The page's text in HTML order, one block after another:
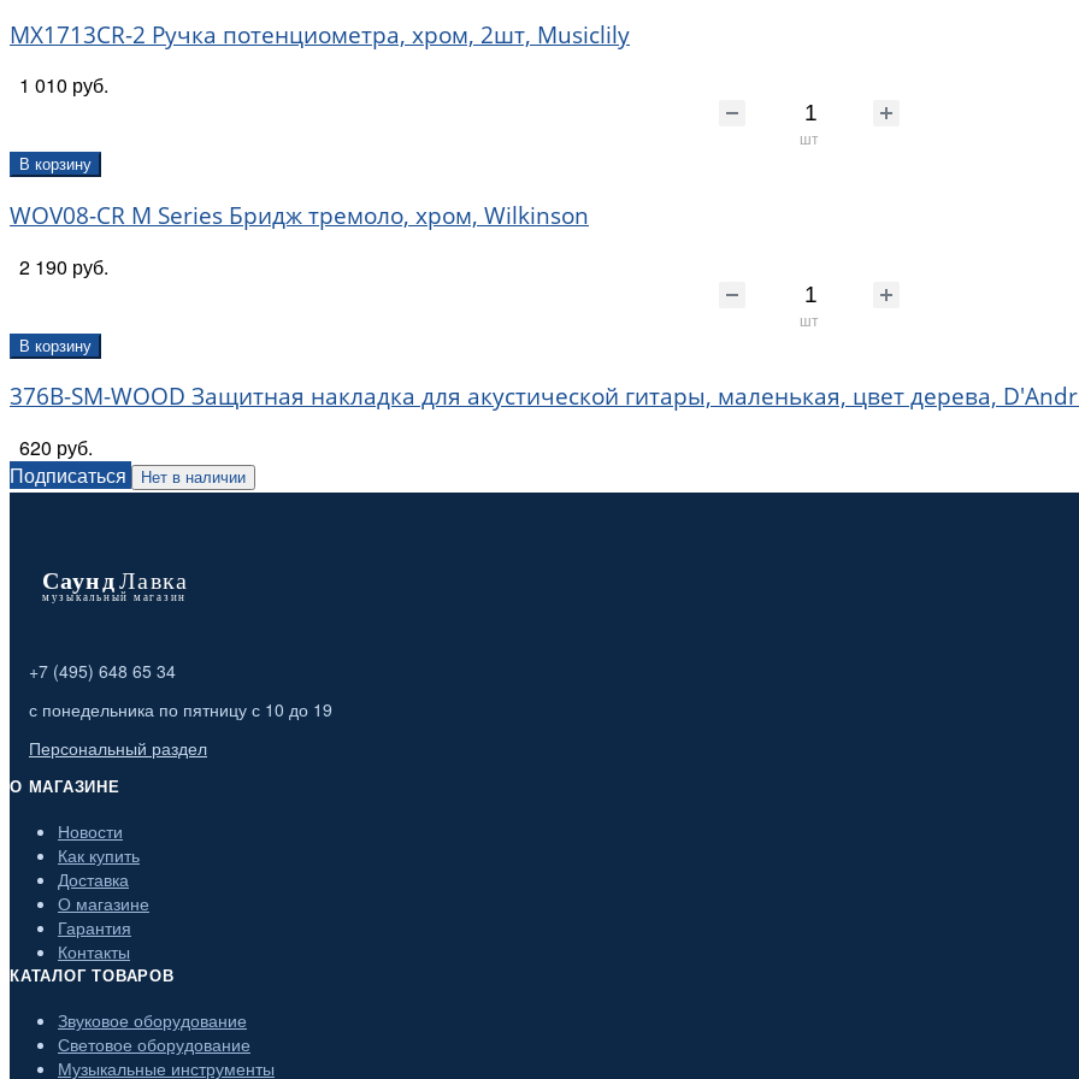
MX1713CR-2 Ручка потенциометра, хром, 2шт, Musiclily
1 010 руб.
шт
В корзину
WOV08-CR M Series Бридж тремоло, хром, Wilkinson
2 190 руб.
шт
В корзину
376B-SM-WOOD Защитная накладка для акустической гитары, маленькая, цвет дерева,
620 руб.
Подписаться
Нет в наличии
+7 (495) 648 65 34
с понедельника по пятницу с 10 до 19
Персональный раздел
О МАГАЗИНЕ
Новости
Как купить
Доставка
О магазине
Гарантия
Контакты
КАТАЛОГ ТОВАРОВ
Звуковое оборудование
Световое оборудование
Музыкальные инструменты